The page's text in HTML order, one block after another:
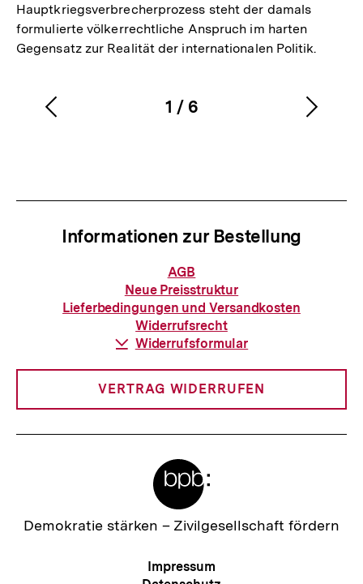
Hauptkriegsverbrecherprozess steht der damals
formulierte völkerrechtliche Anspruch im harten
Gegensatz zur Realität der internationalen Politik.
Karussellinhalt
1
von
/ 6
Vorherigen
Informationen zur Bestellung
Informationen
zur
Bestellung
AGB
Neue Preisstruktur
Lieferbedingungen und Versandkosten
Widerrufsrecht
Download-
Widerrufsformular
VERTRAG WIDERRUFEN
Zur
Demokratie stärken – Zivilgesellschaft fördern
Meta-
Impressum